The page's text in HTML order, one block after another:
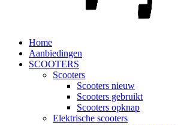
Home
Aanbiedingen
SCOOTERS
Scooters
Scooters nieuw
Scooters gebruikt
Scooters opknap
Elektrische scooters